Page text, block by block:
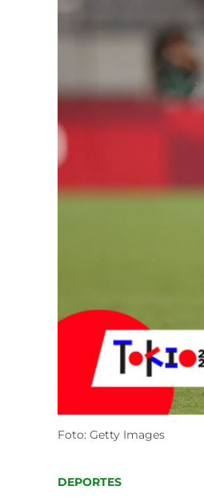
Foto: Getty Images
POSTED
DEPORTES